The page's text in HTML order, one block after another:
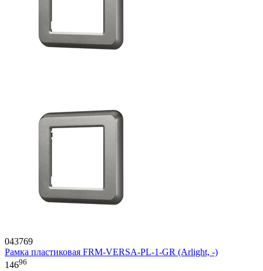
043769
Рамка пластиковая FRM-VERSA-PL-1-GR (Arlight, -)
14696